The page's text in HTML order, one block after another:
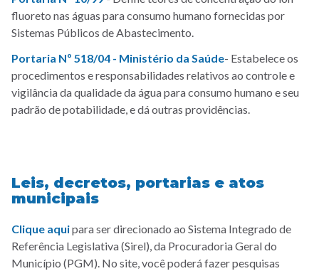
fluoreto nas águas para consumo humano fornecidas por
Sistemas Públicos de Abastecimento.
Portaria Nº 518/04 - Ministério da Saúde- Estabelece os
procedimentos e responsabilidades relativos ao controle e
vigilância da qualidade da água para consumo humano e seu
padrão de potabilidade, e dá outras providências.
Leis, decretos, portarias e atos
municipais
Clique aquipara ser direcionado ao Sistema Integrado de
Referência Legislativa (Sirel), da Procuradoria Geral do
Município (PGM). No site, você poderá fazer pesquisas